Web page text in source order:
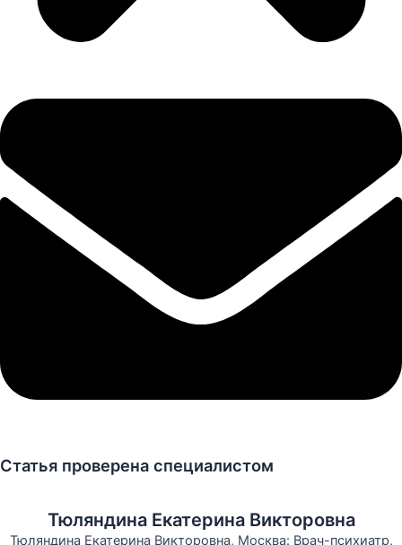
Статья проверена специалистом
Тюляндина Екатерина Викторовна
Тюляндина Екатерина Викторовна, Москва: Врач-психиатр,